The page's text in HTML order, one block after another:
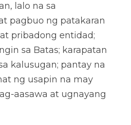
lalo na sa
pagbuo ng patakaran
pribadong entidad;
sa Batas; karapatan
kalusugan; pantay na
ng usapin na may
aasawa at ugnayang